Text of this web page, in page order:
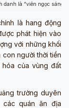
danh là “viên ngọc sáng
là hang động
phát hiện vào
với những khối
người thời tiền
của vùng đất
trường duyên
quán ăn địa